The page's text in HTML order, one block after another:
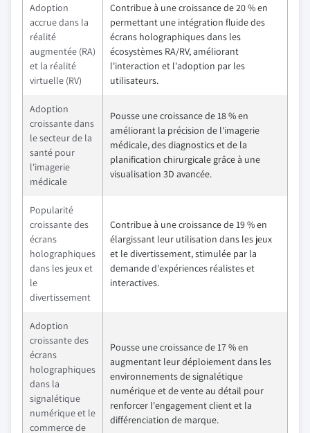
Adoption
accrue dans la
réalité
augmentée (RA)
et la réalité
virtuelle (RV)
Contribue à une croissance de 20 % en
permettant une intégration fluide des
écrans holographiques dans les
écosystèmes RA/RV, améliorant
l'interaction et l'adoption par les
utilisateurs.
Adoption
croissante dans
le secteur de la
santé pour
l'imagerie
médicale
Pousse une croissance de 18 % en
améliorant la précision de l'imagerie
médicale, des diagnostics et de la
planification chirurgicale grâce à une
visualisation 3D avancée.
Popularité
croissante des
écrans
holographiques
dans les jeux et
le
divertissement
Contribue à une croissance de 19 % en
élargissant leur utilisation dans les jeux
et le divertissement, stimulée par la
demande d'expériences réalistes et
interactives.
Adoption
croissante des
écrans
holographiques
dans la
signalétique
numérique et le
commerce de
Pousse une croissance de 17 % en
augmentant leur déploiement dans les
environnements de signalétique
numérique et de vente au détail pour
renforcer l'engagement client et la
différenciation de marque.